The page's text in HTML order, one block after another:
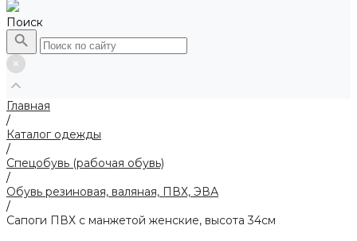
Поиск
Главная
/
Каталог одежды
/
Спецобувь (рабочая обувь)
/
Обувь резиновая, валяная, ПВХ, ЭВА
/
Сапоги ПВХ с манжетой женские, высота 34см